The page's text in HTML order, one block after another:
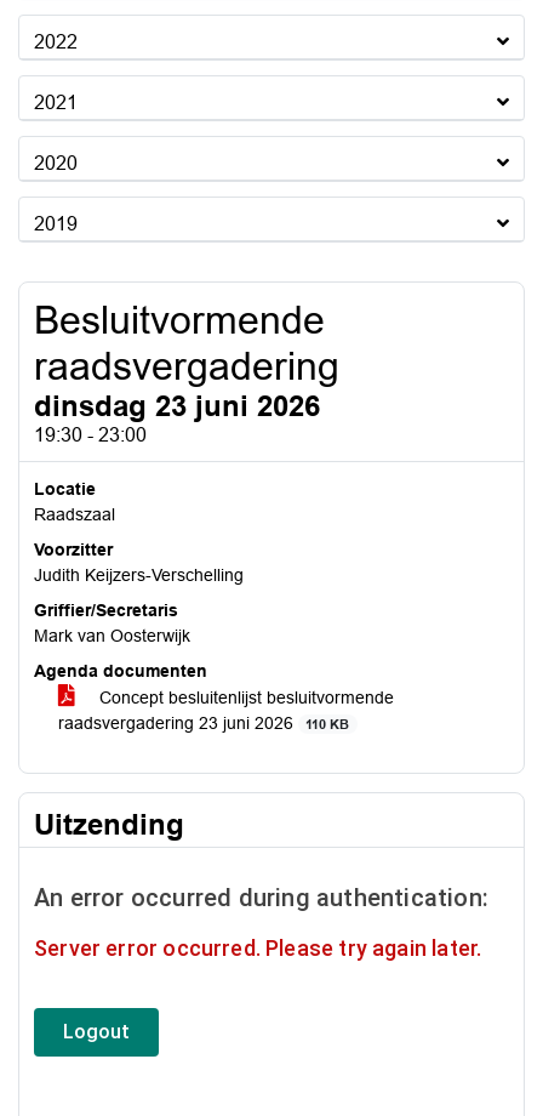
2022
2021
2020
2019
Besluitvormende
raadsvergadering
dinsdag 23 juni 2026
19:30 - 23:00
Locatie
Raadszaal
Voorzitter
Judith Keijzers-Verschelling
Griffier/Secretaris
Mark van Oosterwijk
Agenda documenten
Concept besluitenlijst besluitvormende
raadsvergadering 23 juni 2026
110 KB
Uitzending